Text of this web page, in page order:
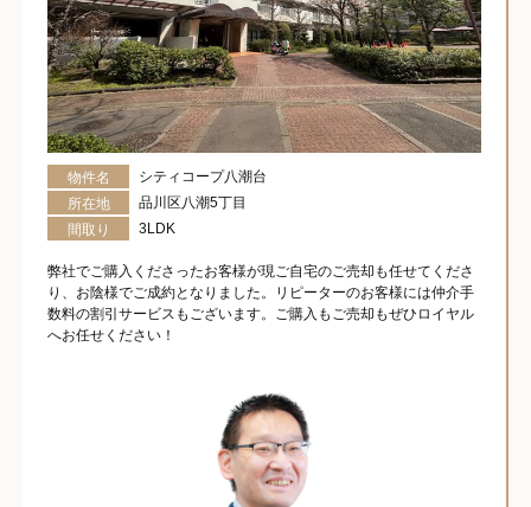
物件名
シティコープ八潮台
所在地
品川区八潮5丁目
間取り
3LDK
弊社でご購入くださったお客様が現ご自宅のご売却も任せてくださ
り、お陰様でご成約となりました。リピーターのお客様には仲介手
数料の割引サービスもございます。ご購入もご売却もぜひロイヤル
へお任せください！